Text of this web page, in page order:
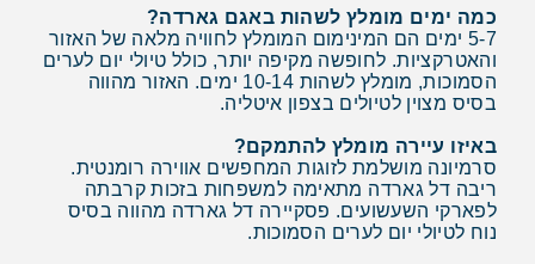
כמה ימים מומלץ לשהות באגם גארדה?
5-7 ימים הם המינימום המומלץ לחוויה מלאה של האזור
והאטרקציות. לחופשה מקיפה יותר, כולל טיולי יום לערים
הסמוכות, מומלץ לשהות 10-14 ימים. האזור מהווה
בסיס מצוין לטיולים בצפון איטליה.
באיזו עיירה מומלץ להתמקם?
סרמיונה מושלמת לזוגות המחפשים אווירה רומנטית.
ריבה דל גארדה מתאימה למשפחות בזכות קרבתה
לפארקי השעשועים. פסקיירה דל גארדה מהווה בסיס
נוח לטיולי יום לערים הסמוכות.